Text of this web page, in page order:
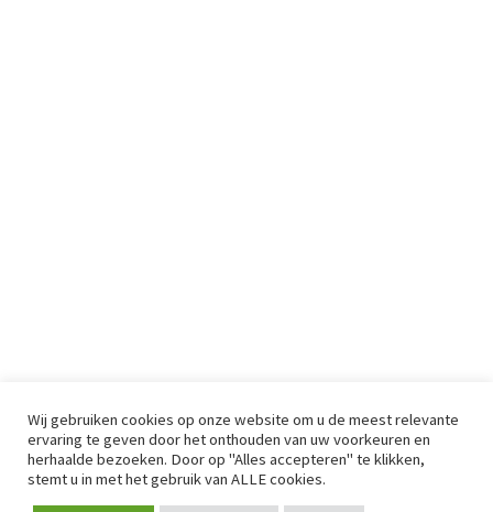
Wij gebruiken cookies op onze website om u de meest relevante
ervaring te geven door het onthouden van uw voorkeuren en
herhaalde bezoeken. Door op "Alles accepteren" te klikken,
stemt u in met het gebruik van ALLE cookies.